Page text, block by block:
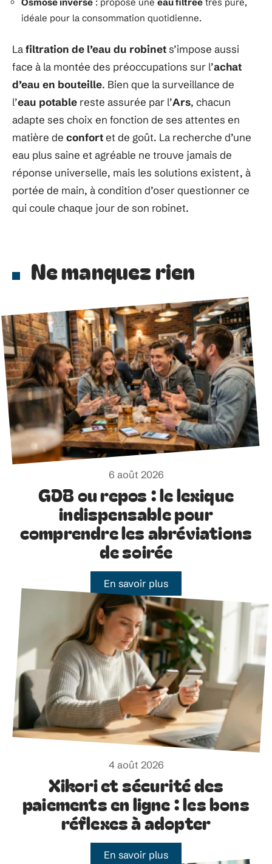
idéale pour la consommation quotidienne.
Lafiltration de l’eau du robinets’impose aussi
face à la montée des préoccupations sur l’achat
d’eau en bouteille. Bien que la surveillance de
l’eau potable reste assurée par l’Ars, chacun
adapte ses choix en fonction de ses attentes en
matière de confortet de goût. La recherche d’une
eau plus saine et agréable ne trouve jamais de
réponse universelle, mais les solutions existent, à
portée de main, à condition d’oser questionner ce
qui coule chaque jour de son robinet.
Ne manquez rien
6 août 2026
GDB ou repos : le lexique
indispensable pour
comprendre les abréviations
de soirée
En savoir plus
4 août 2026
Xikori et sécurité des
paiements en ligne : les bons
réflexes à adopter
En savoir plus